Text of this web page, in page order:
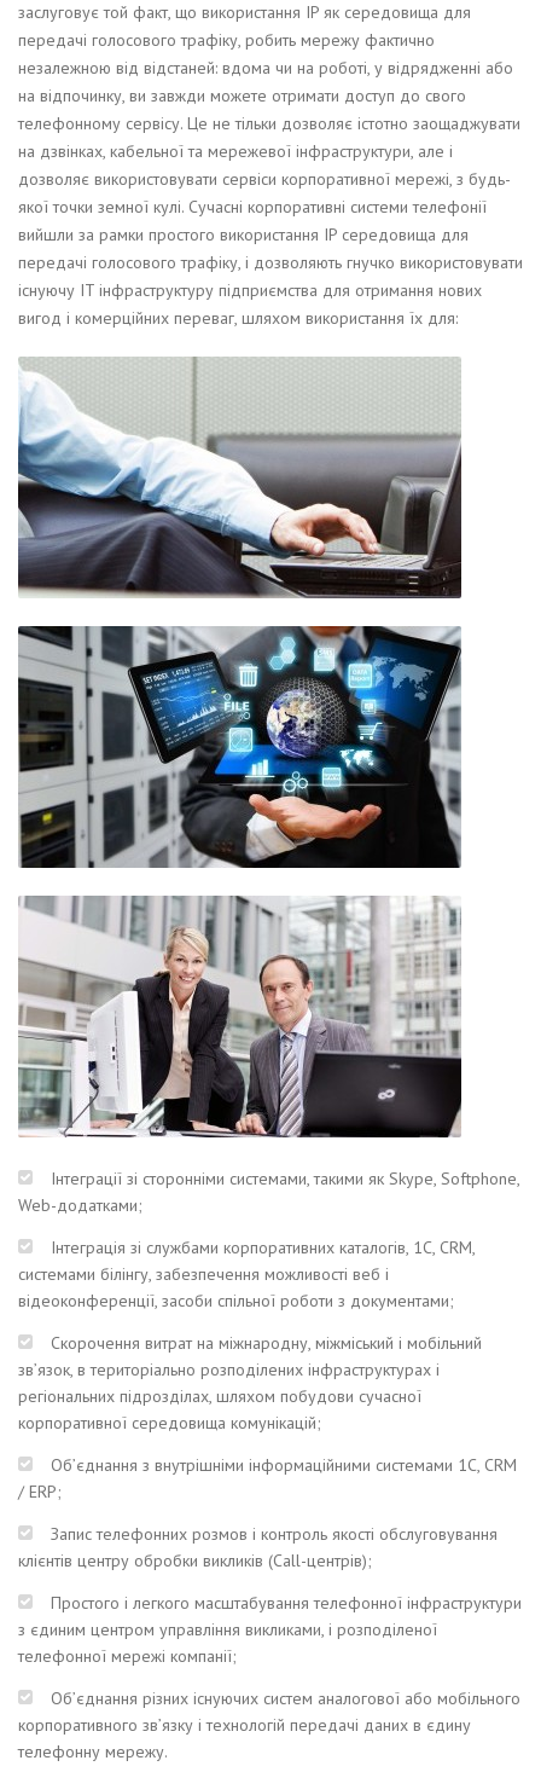
заслуговує той факт, що використання IP як середовища для
передачі голосового трафіку, робить мережу фактично
незалежною від відстаней: вдома чи на роботі, у відрядженні або
на відпочинку, ви завжди можете отримати доступ до свого
телефонному сервісу. Це не тільки дозволяє істотно заощаджувати
на дзвінках, кабельної та мережевої інфраструктури, але і
дозволяє використовувати сервіси корпоративної мережі, з будь-
якої точки земної кулі. Сучасні корпоративні системи телефонії
вийшли за рамки простого використання IP середовища для
передачі голосового трафіку, і дозволяють гнучко використовувати
існуючу IT інфраструктуру підприємства для отримання нових
вигод і комерційних переваг, шляхом використання їх для:
Інтеграції зі сторонніми системами, такими як Skype, Softphone,
Web-додатками;
Інтеграція зі службами корпоративних каталогів, 1С, CRM,
системами білінгу, забезпечення можливості веб і
відеоконференції, засоби спільної роботи з документами;
Скорочення витрат на міжнародну, міжміський і мобільний
зв’язок, в територіально розподілених інфраструктурах і
регіональних підрозділах, шляхом побудови сучасної
корпоративної середовища комунікацій;
Об’єднання з внутрішніми інформаційними системами 1С, CRM
/ ERP;
Запис телефонних розмов і контроль якості обслуговування
клієнтів центру обробки викликів (Call-центрів);
Простого і легкого масштабування телефонної інфраструктури
з єдиним центром управління викликами, і розподіленої
телефонної мережі компанії;
Об’єднання різних існуючих систем аналогової або мобільного
корпоративного зв’язку і технологій передачі даних в єдину
телефонну мережу.